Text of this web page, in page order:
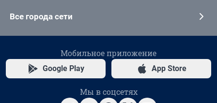
Все города сети
Мобильное приложение
Google Play App Store
Мы в соцсетях